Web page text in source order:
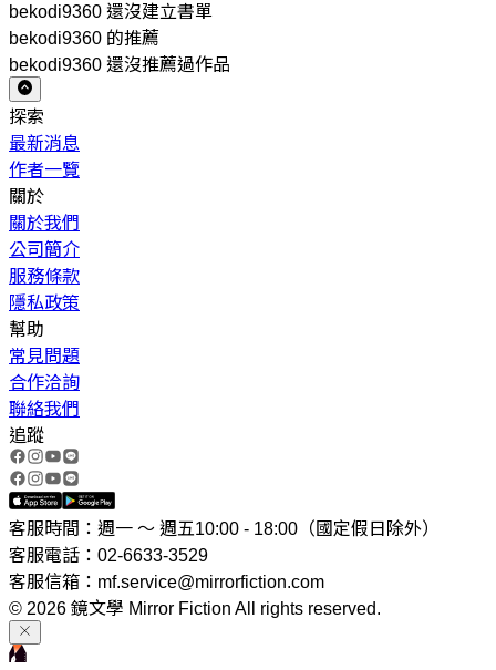
bekodi9360 還沒建立書單
bekodi9360 的推薦
bekodi9360 還沒推薦過作品
探索
最新消息
作者一覽
關於
關於我們
公司簡介
服務條款
隱私政策
幫助
常見問題
合作洽詢
聯絡我們
追蹤
客服時間：週一 ～ 週五10:00 - 18:00（國定假日除外）
客服電話：02-6633-3529
客服信箱：mf.service@mirrorfiction.com
© 2026 鏡文學 Mirror Fiction All rights reserved.